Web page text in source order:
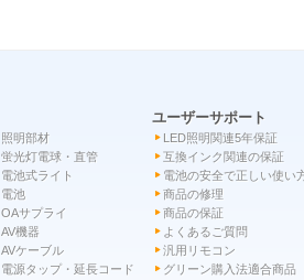
照明部材
蛍光灯電球・直管
電池式ライト
電池
OAサプライ
AV機器
AVケーブル
電源タップ・延長コード
ユーザーサポート
LED照明関連5年保証
互換インク関連の保証
電池の安全で正しい使い
商品の修理
商品の保証
よくあるご質問
汎用リモコン
グリーン購入法適合商品